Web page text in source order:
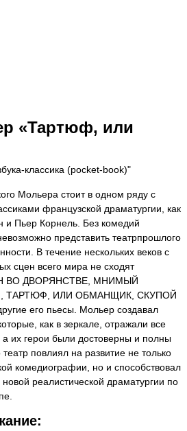
«Тартюф, или
классика (pocket-book)"
Мольера стоит в одном ряду с
французской драматургии, как
и Пьер Корнель. Без комедий
представить театрпрошлого
В течение нескольких веков с
сцен всего мира не сходят
ВО ДВОРЯНСТВЕ, МНИМЫЙ
ТАРТЮФ, ИЛИ ОБМАНЩИК, СКУПОЙ
его пьесы. Мольер создавал
как в зеркале, отражали все
их герои были достоверны и полны
повлиял на развитие не только
комедиографии, но и способствовал
реалистической драматургии по